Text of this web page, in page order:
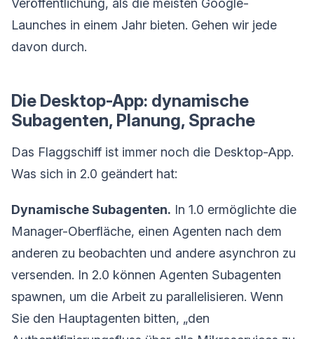
Veröffentlichung, als die meisten Google-
Launches in einem Jahr bieten. Gehen wir jede
davon durch.
Die Desktop-App: dynamische
Subagenten, Planung, Sprache
Das Flaggschiff ist immer noch die Desktop-App.
Was sich in 2.0 geändert hat:
Dynamische Subagenten. In 1.0 ermöglichte die
Manager-Oberfläche, einen Agenten nach dem
anderen zu beobachten und andere asynchron zu
versenden. In 2.0 können Agenten Subagenten
spawnen, um die Arbeit zu parallelisieren. Wenn
Sie den Hauptagenten bitten, „den